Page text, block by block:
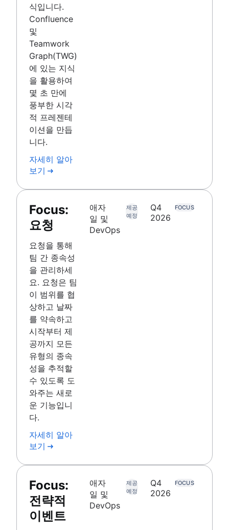
식입니다.
Confluence
및
Teamwork
Graph(TWG)
에 있는 지식
을 활용하여
몇 초 만에
풍부한 시각
적 프레젠테
이션을 만듭
니다.
자세히 알아
보기
Focus:
요청
요청을 통해
팀 간 종속성
을 관리하세
요. 요청은 팀
이 범위를 협
상하고 날짜
를 약속하고
시작부터 제
공까지 모든
유형의 종속
성을 추적할
수 있도록 도
와주는 새로
운 기능입니
다.
자세히 알아
보기
애자
일 및
DevOps
제공
예정
Q4
2026
FOCUS
Focus:
전략적
이벤트
애자
일 및
DevOps
제공
예정
Q4
2026
FOCUS